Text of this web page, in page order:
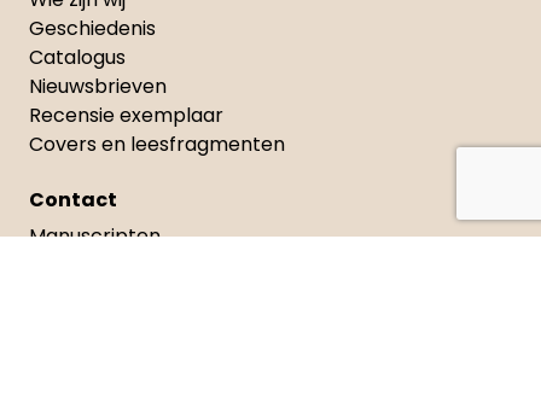
Geschiedenis
Catalogus
Nieuwsbrieven
Recensie exemplaar
Covers en leesfragmenten
Contact
Manuscripten